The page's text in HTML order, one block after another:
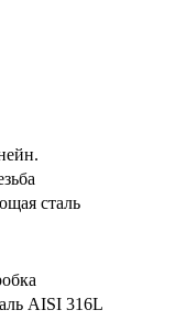
сталь
AISI 316L